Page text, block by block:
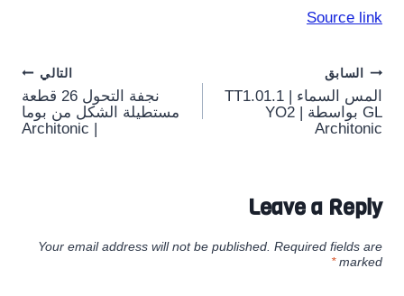
Source link
Post
navigation
السابق
المس السماء | TT1.01.1
GL بواسطة YO2 |
Architonic
التالي
نجفة التحول 26 قطعة
مستطيلة الشكل من بوما
| Architonic
Leave a Reply
Your email address will not be published. Required fields are
marked
*